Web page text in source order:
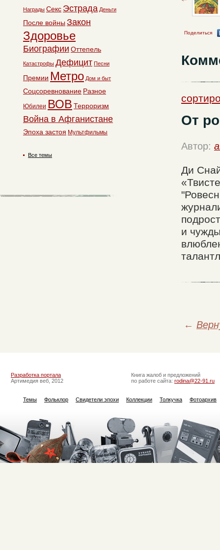
Поделиться
От
Автор:
Ди
и
←
Награды Секс Эстрада Деньги
После войны Закон
Здоровье
Биографии Оттепель
Катастрофы Дефицит Песни
Премии Метро Дом и быт
Соцсоревнование Разное
Юбилеи ВОВ Терроризм
Война в Афганистане
Эпоха застоя Мультфильмы
Все темы
Разработка портала
Артимедия веб, 2012
Книга жалоб и предложений
по работе сайта: rodina@22-91.ru
Темы Фольклор Свидетели эпохи Коллекции Толкучка Фотоархив